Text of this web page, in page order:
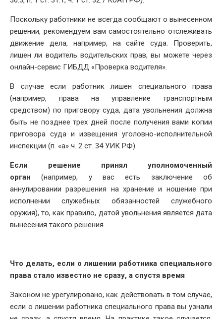
Поскольку работники не всегда сообщают о вынесенном
решении, рекомендуем вам самостоятельно отслеживать
движение дела, например, на сайте суда. Проверить,
лишен ли водитель водительских прав, вы можете через
онлайн-сервис ГИБДД «Проверка водителя».
В случае если работник лишен специального права
(например, права на управление транспортным
средством) по приговору суда, дата увольнения должна
быть не позднее трех дней после получения вами копии
приговора суда и извещения уголовно-исполнительной
инспекции (п. «а» ч. 2 ст. 34 УИК РФ).
Если решение принял уполномоченный
орган (например, у вас есть заключение об
аннулировании разрешения на хранение и ношение при
исполнении служебных обязанностей служебного
оружия), то, как правило, датой увольнения является дата
вынесения такого решения.
Что делать, если о лишении работника специального
права стало известно не сразу, а спустя время
Законом не урегулировано, как действовать в том случае,
если о лишении работника специального права вы узнали